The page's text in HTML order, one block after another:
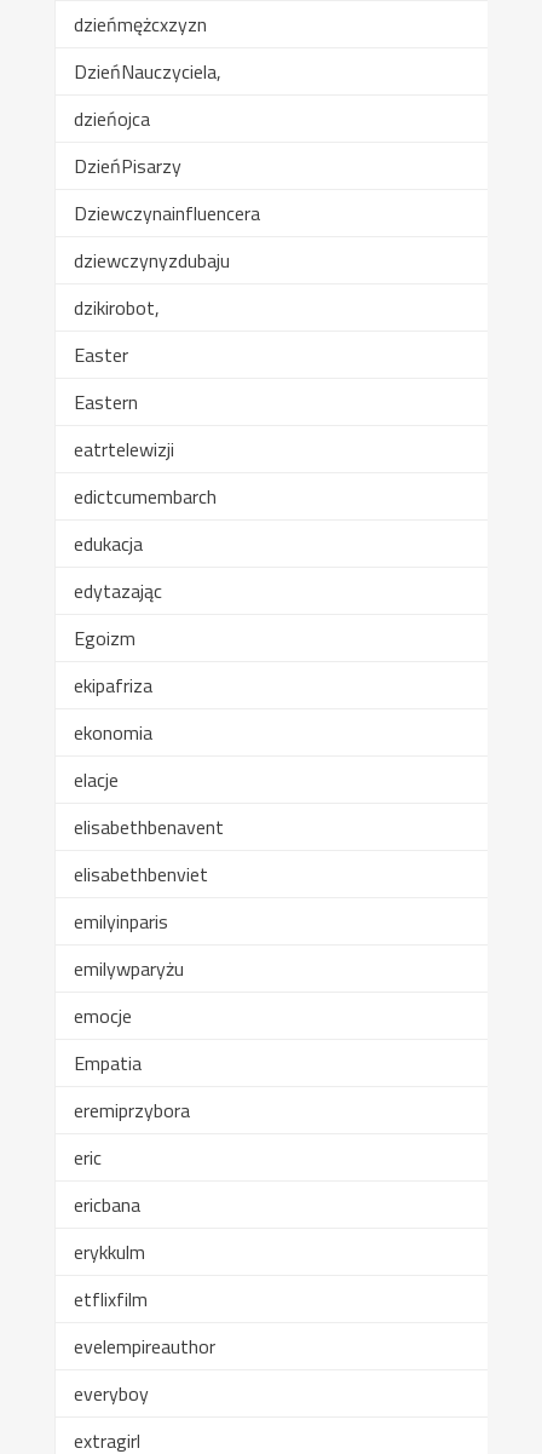
dzieńmężcxzyzn
DzieńNauczyciela,
dzieńojca
DzieńPisarzy
Dziewczynainfluencera
dziewczynyzdubaju
dzikirobot,
Easter
Eastern
eatrtelewizji
edictcumembarch
edukacja
edytazając
Egoizm
ekipafriza
ekonomia
elacje
elisabethbenavent
elisabethbenviet
emilyinparis
emilywparyżu
emocje
Empatia
eremiprzybora
eric
ericbana
erykkulm
etflixfilm
evelempireauthor
everyboy
extragirl